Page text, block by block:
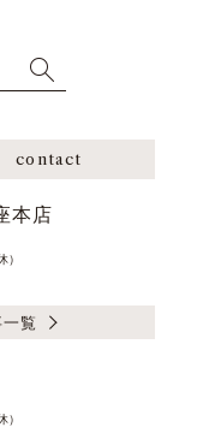
contact
本店
）
覧
）